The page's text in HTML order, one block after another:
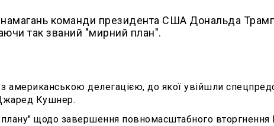
намагань команди президента США Дональда
так званий "мирний план".
з американською делегацією, до якої увійшли
Кушнер.
щодо завершення повномасштабного вторгнення